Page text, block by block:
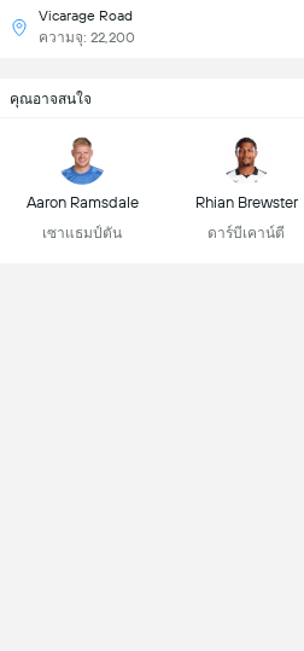
Vicarage Road
ความจุ: 22,200
คุณอาจสนใจ
Aaron Ramsdale
เซาแธมป์ตัน
Rhian Brewster
ดาร์บีเคาน์ตี